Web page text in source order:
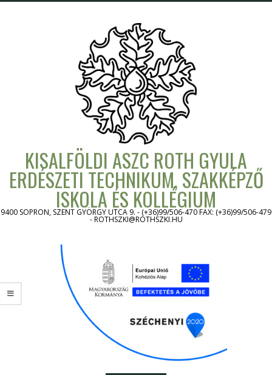
KISALFÖLDI ASZC ROTH GYULA
ERDÉSZETI TECHNIKUM, SZAKKÉPZŐ
ISKOLA ÉS KOLLÉGIUM
9400 SOPRON, SZENT GYÖRGY UTCA 9. - (+36)99/506-470 FAX: (+36)99/506-479
- ROTHSZKI@ROTHSZKI.HU